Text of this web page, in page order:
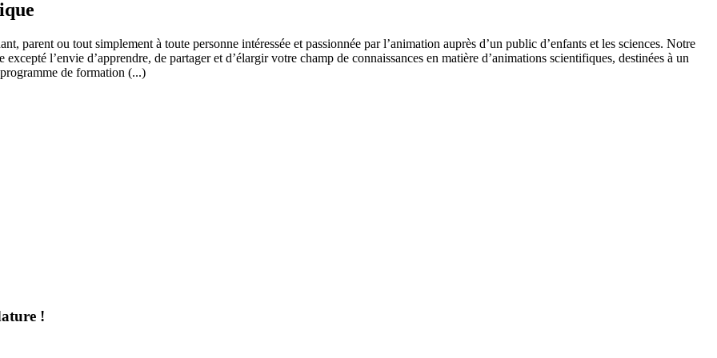
parent ou tout simplement à toute personne intéressée et passionnée par l’animation auprès d’un public d’enfants et les sciences. Notre
l’envie d’apprendre, de partager et d’élargir votre champ de connaissances en matière d’animations scientifiques, destinées à un
de formation (...)
!